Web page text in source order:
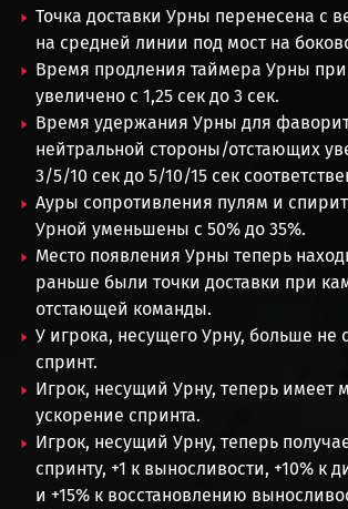
Точка доставки Урны перенесена с
на средней линии под мост на
Время продления таймера Урны
увеличено с 1,25 сек до 3 сек.
Время удержания Урны для
нейтральной стороны/отстающих
3/5/10 сек до 5/10/15 сек
Ауры сопротивления пулям и
Урной уменьшены с 50% до 35%.
Место появления Урны теперь
раньше были точки доставки при
отстающей команды.
У игрока, несущего Урну, больше не
спринт.
Игрок, несущий Урну, теперь имеет
ускорение спринта.
Игрок, несущий Урну, теперь
спринту, +1 к выносливости, +10% к
и +15% к восстановлению